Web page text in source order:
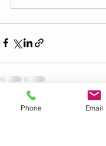
Posts récents
Phone Email